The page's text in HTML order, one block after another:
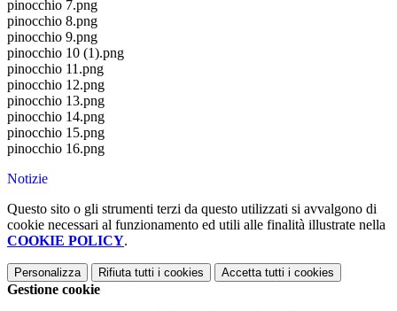
pinocchio 7.png
pinocchio 8.png
pinocchio 9.png
pinocchio 10 (1).png
pinocchio 11.png
pinocchio 12.png
pinocchio 13.png
pinocchio 14.png
pinocchio 15.png
pinocchio 16.png
Notizie
Questo sito o gli strumenti terzi da questo utilizzati si avvalgono di
cookie necessari al funzionamento ed utili alle finalità illustrate nella
COOKIE POLICY.
Personalizza Rifiuta tutti i cookies Accetta tutti i cookies
Gestione cookie